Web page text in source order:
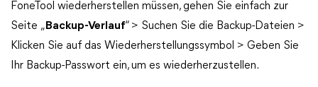
FoneTool wiederherstellen müssen, gehen Sie einfach zur
Seite „ Backup-Verlauf“ > Suchen Sie die Backup-Dateien >
Klicken Sie auf das Wiederherstellungssymbol > Geben Sie
Ihr Backup-Passwort ein, um es wiederherzustellen.